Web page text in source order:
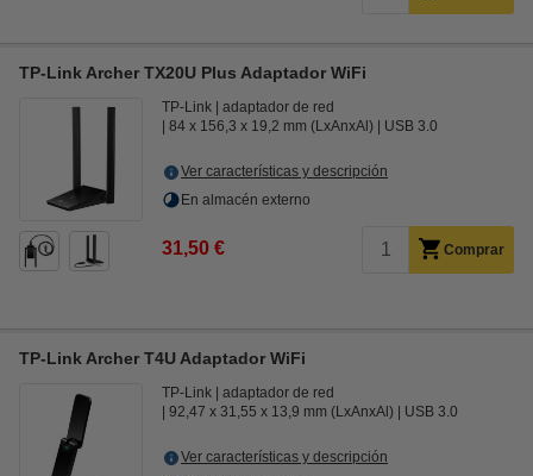
TP-Link Archer TX20U Plus Adaptador WiFi
TP-Link
adaptador de red
84 x 156,3 x 19,2 mm (LxAnxAl)
USB 3.0
Ver características y descripción
En almacén externo
31,50 € Comprar
TP-Link Archer T4U Adaptador WiFi
TP-Link
adaptador de red
92,47 x 31,55 x 13,9 mm (LxAnxAl)
USB 3.0
Ver características y descripción